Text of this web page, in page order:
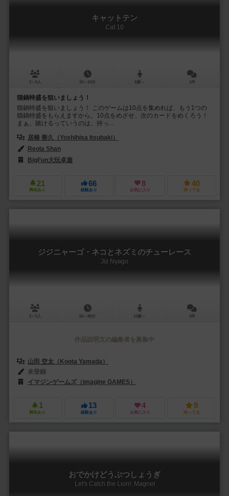
キャットテン
Cat 10
2～6人 10～15分 6歳～ 1件
猫鍋特盛を狙いましょう！
猫鍋特盛を狙いましょう！ このゲームは10点を集めれば、もう1つの
猫鍋特盛をもらえますから、10点をめざせ、次のカードをめくろう！
まぁ、賭けるっていうのは、持っ...
居椿 善久（Yoshihisa Itsubaki）
Reola Shan
BigFun大玩卓遊
21
興味あり
66
経験あり
8
お気に入り
40
持ってる
ジジニャーゴ・ネコとネズミのチューレース
Jiji Nyago
2～5人 60～80分 10歳～ 0件
作品説明文の編集者を募集中
山田 空太（Koota Yamada）
未登録
イマジンゲームズ（imagine GAMES）
1
興味あり
13
経験あり
4
お気に入り
9
持ってる
おでかけどうぶつしょうぎ
Let's Catch the Lion!: Magnet